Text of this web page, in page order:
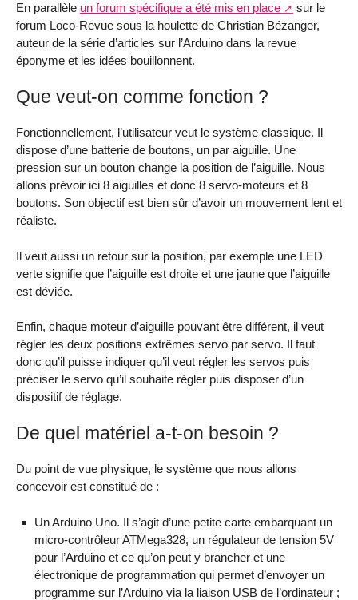
En parallèle un forum spécifique a été mis en place
sur le
forum Loco-Revue sous la houlette de Christian Bézanger,
auteur de la série d’articles sur l’Arduino dans la revue
éponyme et les idées bouillonnent.
Que veut-on comme fonction ?
Fonctionnellement, l’utilisateur veut le système classique. Il
dispose d’une batterie de boutons, un par aiguille. Une
pression sur un bouton change la position de l’aiguille. Nous
allons prévoir ici 8 aiguilles et donc 8 servo-moteurs et 8
boutons. Son objectif est bien sûr d’avoir un mouvement lent et
réaliste.
Il veut aussi un retour sur la position, par exemple une LED
verte signifie que l’aiguille est droite et une jaune que l’aiguille
est déviée.
Enfin, chaque moteur d’aiguille pouvant être différent, il veut
régler les deux positions extrêmes servo par servo. Il faut
donc qu’il puisse indiquer qu’il veut régler les servos puis
préciser le servo qu’il souhaite régler puis disposer d’un
dispositif de réglage.
De quel matériel a-t-on besoin ?
Du point de vue physique, le système que nous allons
concevoir est constitué de :
Un Arduino Uno. Il s’agit d’une petite carte embarquant un
micro-contrôleur ATMega328, un régulateur de tension 5V
pour l’Arduino et ce qu’on peut y brancher et une
électronique de programmation qui permet d’envoyer un
programme sur l’Arduino via la liaison USB de l’ordinateur ;